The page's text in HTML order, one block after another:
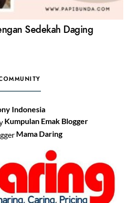
Sedekah Daging
Indonesia
Kumpulan Emak Blogger
Mama Daring